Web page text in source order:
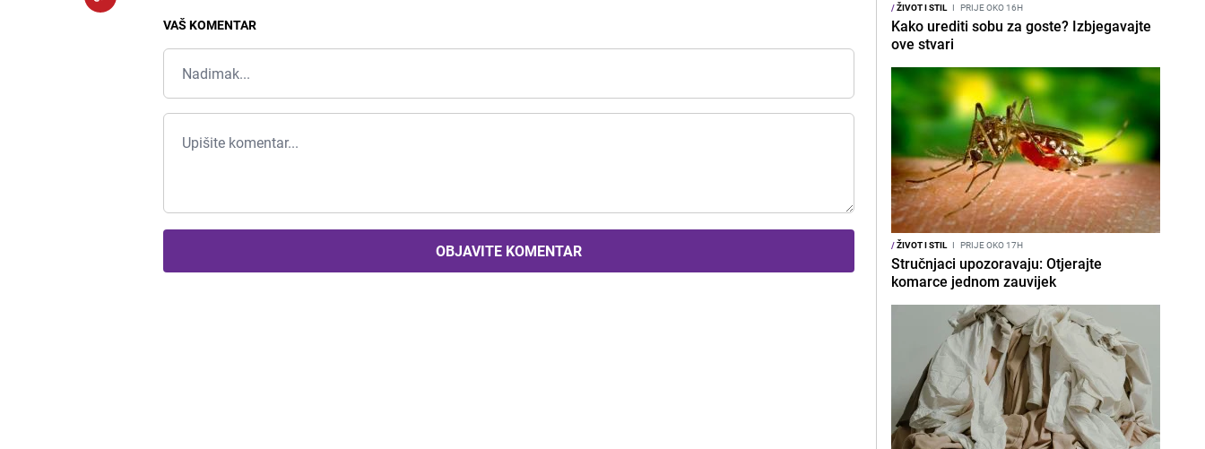
VAŠ KOMENTAR
OBJAVITE KOMENTAR
/ŽIVOT I STIL I PRIJE OKO 16H
Kako urediti sobu za goste? Izbjegavajte
ove stvari
/ŽIVOT I STIL I PRIJE OKO 17H
Stručnjaci upozoravaju: Otjerajte
komarce jednom zauvijek